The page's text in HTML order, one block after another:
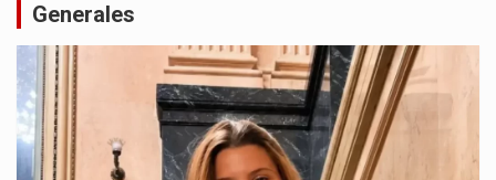
Generales